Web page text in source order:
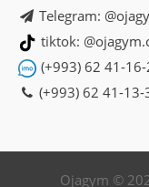
Telegram:
tiktok:
(+993) 62 41-
(+993) 62 41-13-
Ojagym ©